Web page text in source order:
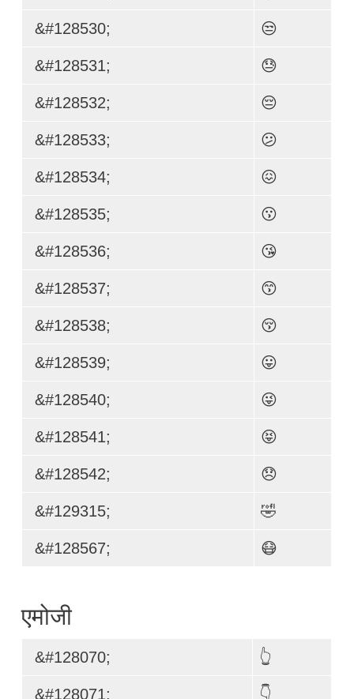
&#128530; 😒
&#128531; 😓
&#128532; 😔
&#128533; 😕
&#128534; 😖
&#128535; 😗
&#128536; 😘
&#128537; 😙
&#128538; 😚
&#128539; 😛
&#128540; 😜
&#128541; 😝
&#128542; 😞
&#129315; 🤣
&#128567; 😷
एमोजी
&#128070; 👆
&#128071; 👇